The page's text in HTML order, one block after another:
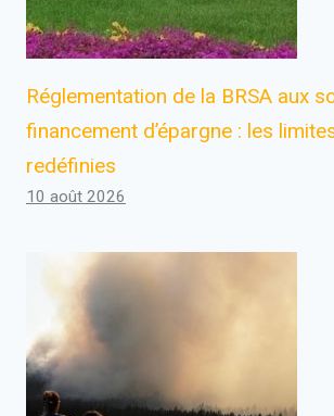
Réglementation de la BRSA aux
financement d’épargne : les
redéfinies
10 août 2026